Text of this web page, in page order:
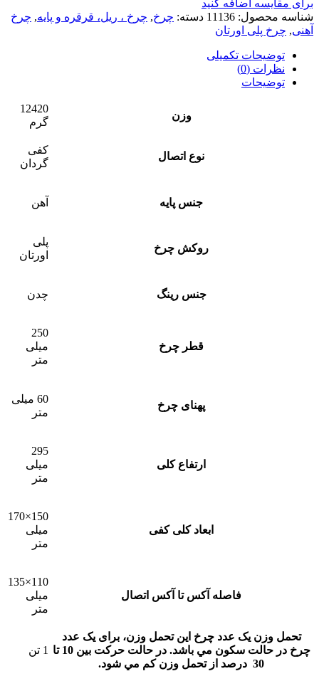
برای مقایسه اضافه کنید
شناسه محصول: 11136 دسته: چرخ, چرخ ، ریل، قرقره و پایه, چرخ
آهنی, چرخ پلی اورتان
توضیحات تکمیلی
نظرات (0)
توضیحات
وزن
12420
گرم
نوع اتصال
کفی
گردان
جنس پایه آهن
روکش چرخ
پلی
اورتان
جنس رینگ چدن
قطر چرخ
250
میلی
متر
پهنای چرخ
60 میلی
متر
ارتفاع کلی
295
میلی
متر
ابعاد کلی کفی
150×170
میلی
متر
فاصله آکس تا آکس اتصال
110×135
میلی
متر
تحمل وزن یک عدد چرخ این تحمل وزن، برای يک عدد
چرخ در حالت سکون مي باشد. در حالت حرکت بين 10 تا
30 درصد از تحمل وزن کم مي شود.
1 تن